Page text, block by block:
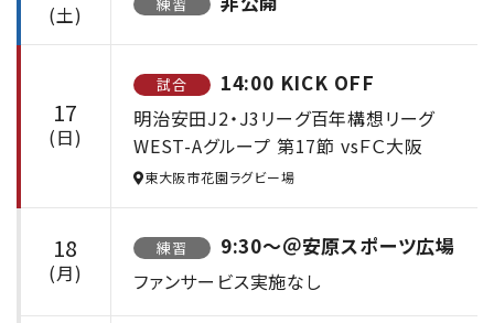
(土)
17
(日)
試合 14:00 KICK OFF
明治安田J2・J3リーグ百年構想リーグ
WEST-Aグループ 第17節 vsＦＣ大阪
東大阪市花園ラグビー場
18
(月)
練習 9:30〜＠安原スポーツ広場
ファンサービス実施なし